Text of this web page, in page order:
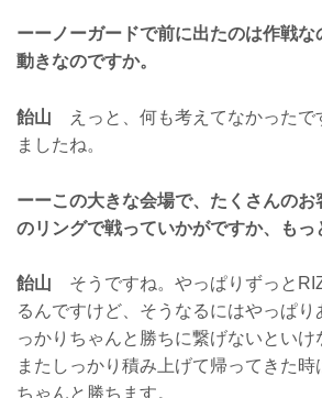
ーーノーガードで前に出たのは作戦
動きなのですか。
飴山 えっと、何も考えてなかったで
ましたね。
ーーこの大きな会場で、たくさんのお
のリングで戦っていかがですか、もっ
飴山 そうですね。やっぱりずっと
るんですけど、そうなるにはやっぱり
っかりちゃんと勝ちに繋げないとい
またしっかり積み上げて帰ってきた時
ちゃんと勝ちます。